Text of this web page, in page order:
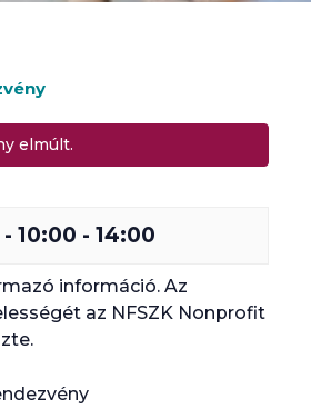
elmúlt.
10:00 - 14:00
információ. Az
az NFSZK Nonprofit